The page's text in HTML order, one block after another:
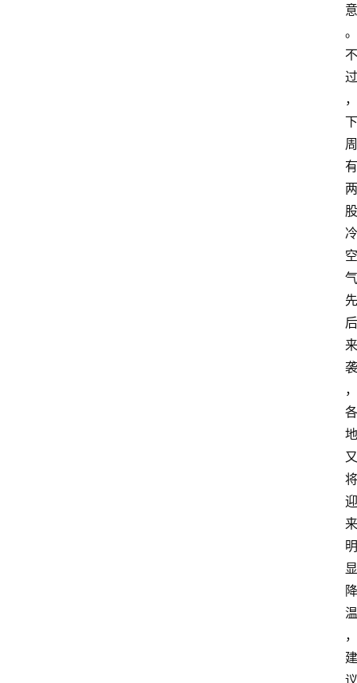
意
。
不
过
，
下
周
有
两
股
冷
空
气
先
后
来
袭
，
各
地
又
将
迎
来
明
显
降
温
，
建
议